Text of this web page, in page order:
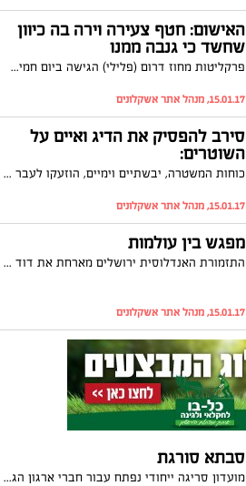
האישום: חטף צעירה וירה בה כיוון
שחשד כי גנבה ממנו
פרקליטות מחוז דרום (פלילי) הגישה ביום חמישי לבית המשפט המחוזי בב"ש כתב אישום נגד תושב אשקלון, בן 31, שחטף לפני כשבועיים, באיומי אקדח, צעירה מדירתה באשקלון וירה לעברה, משום שסבר שהיא גנבה ממנו יהלום
15.01.17, מנהל אתר אשקלונים
סירב להפסיק את הדיג ואיים על
השוטרים:
כוחות המשטרה, יבשתיים וימיים, הוזעקו לעבר דייגים שנכנסו אל תחום אסור לדייג בסמוך לחוף אשקלון הדרומי. הדייגים סרבו לציית להנחיות והוראות השוטרים וגורמי האבטחה במקום, וכשביקש השוטר לעכב את אחד החשודים זה שלף לעברו מספריים. השוטרים השתלטו על החשוד וזה נעצר. מעצרו הוארך עד יום שלישי הקרוב
15.01.17, מנהל אתר אשקלונים
מפגש בין עולמות
התזמורת האנדלוסית ירושלים מארחת את דוד דאור, אלה דניאל ואריאל ברט, למופע "בון שנסון" מדהים במכללה האקדמית אשקלון. מחזיקי כרטיס תושב יוכלו ליהנות ממחיר בלעדי של 75 ש"ח בלבד
15.01.17, מנהל אתר אשקלונים
סבתא סורגת
מועדון סריגה ייחודי נפתח עבור חברי ארגון הגמלאים העירוני באשקלון. את הקונספט הייחודי הגתה, לאה דבוש, שמובילה את החוג ביד רמה. יו"ר הארגון, שרה זכריה: "נפעמת בכל פעם מחדש מהיצירתיות של חברי הארגון ומרוח ההתנדבות שלהם"